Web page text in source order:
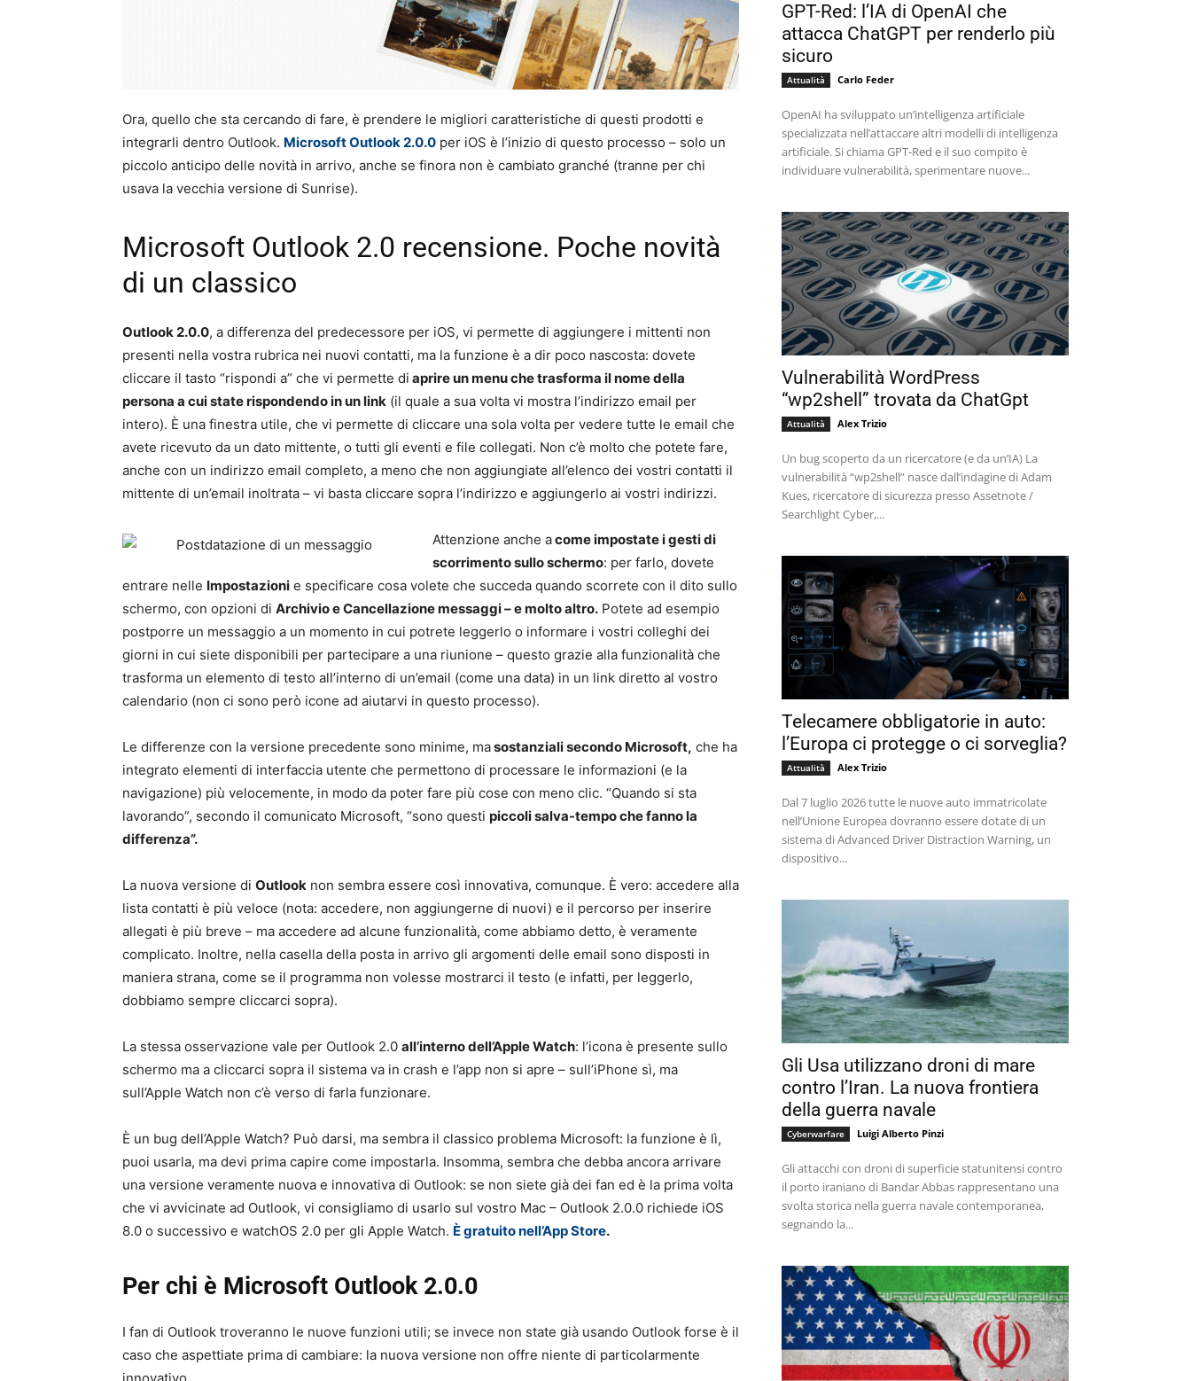
Ora, quello che sta cercando di fare, è prendere le migliori caratteristiche di questi prodotti e
integrarli dentro Outlook. Microsoft Outlook 2.0.0 per iOS è l’inizio di questo processo – solo un
piccolo anticipo delle novità in arrivo, anche se finora non è cambiato granché (tranne per chi
usava la vecchia versione di Sunrise).
Microsoft Outlook 2.0 recensione. Poche novità
di un classico
Outlook 2.0.0, a differenza del predecessore per iOS, vi permette di aggiungere i mittenti non
presenti nella vostra rubrica nei nuovi contatti, ma la funzione è a dir poco nascosta: dovete
cliccare il tasto “rispondi a” che vi permette di aprire un menu che trasforma il nome della
persona a cui state rispondendo in un link (il quale a sua volta vi mostra l’indirizzo email per
intero). È una finestra utile, che vi permette di cliccare una sola volta per vedere tutte le email che
avete ricevuto da un dato mittente, o tutti gli eventi e file collegati. Non c’è molto che potete fare,
anche con un indirizzo email completo, a meno che non aggiungiate all’elenco dei vostri contatti il
mittente di un’email inoltrata – vi basta cliccare sopra l’indirizzo e aggiungerlo ai vostri indirizzi.
Attenzione anche acome impostate i gesti di
scorrimento sullo schermo: per farlo, dovete
entrare nelle Impostazioni e specificare cosa volete che succeda quando scorrete con il dito sullo
schermo, con opzioni di Archivio e Cancellazione messaggi – e molto altro. Potete ad esempio
postporre un messaggio a un momento in cui potrete leggerlo o informare i vostri colleghi dei
giorni in cui siete disponibili per partecipare a una riunione – questo grazie alla funzionalità che
trasforma un elemento di testo all’interno di un’email (come una data) in un link diretto al vostro
calendario (non ci sono però icone ad aiutarvi in questo processo).
Le differenze con la versione precedente sono minime, masostanziali secondo Microsoft, che ha
integrato elementi di interfaccia utente che permettono di processare le informazioni (e la
navigazione) più velocemente, in modo da poter fare più cose con meno clic. “Quando si sta
lavorando”, secondo il comunicato Microsoft, “sono questi piccoli salva-tempo che fanno la
differenza”.
La nuova versione di Outlook non sembra essere così innovativa, comunque. È vero: accedere alla
lista contatti è più veloce (nota: accedere, non aggiungerne di nuovi) e il percorso per inserire
allegati è più breve – ma accedere ad alcune funzionalità, come abbiamo detto, è veramente
complicato. Inoltre, nella casella della posta in arrivo gli argomenti delle email sono disposti in
maniera strana, come se il programma non volesse mostrarci il testo (e infatti, per leggerlo,
dobbiamo sempre cliccarci sopra).
La stessa osservazione vale per Outlook 2.0 all’interno dell’Apple Watch: l’icona è presente sullo
schermo ma a cliccarci sopra il sistema va in crash e l’app non si apre – sull’iPhone sì, ma
sull’Apple Watch non c’è verso di farla funzionare.
È un bug dell’Apple Watch? Può darsi, ma sembra il classico problema Microsoft: la funzione è lì,
puoi usarla, ma devi prima capire come impostarla. Insomma, sembra che debba ancora arrivare
una versione veramente nuova e innovativa di Outlook: se non siete già dei fan ed è la prima volta
che vi avvicinate ad Outlook, vi consigliamo di usarlo sul vostro Mac – Outlook 2.0.0 richiede iOS
8.0 o successivo e watchOS 2.0 per gli Apple Watch. È gratuito nell’App Store.
Per chi è Microsoft Outlook 2.0.0
I fan di Outlook troveranno le nuove funzioni utili; se invece non state già usando Outlook forse è il
caso che aspettiate prima di cambiare: la nuova versione non offre niente di particolarmente
GPT-Red: l’IA di OpenAI che
attacca ChatGPT per renderlo più
sicuro
Attualità Carlo Feder
OpenAI ha sviluppato un’intelligenza artificiale
specializzata nell’attaccare altri modelli di intelligenza
artificiale. Si chiama GPT-Red e il suo compito è
individuare vulnerabilità, sperimentare nuove...
Vulnerabilità WordPress
“wp2shell” trovata da ChatGpt
Attualità Alex Trizio
Un bug scoperto da un ricercatore (e da un’IA) La
vulnerabilità “wp2shell” nasce dall’indagine di Adam
Kues, ricercatore di sicurezza presso Assetnote /
Searchlight Cyber,...
Telecamere obbligatorie in auto:
l’Europa ci protegge o ci sorveglia?
Attualità Alex Trizio
Dal 7 luglio 2026 tutte le nuove auto immatricolate
nell’Unione Europea dovranno essere dotate di un
sistema di Advanced Driver Distraction Warning, un
dispositivo...
Gli Usa utilizzano droni di mare
contro l’Iran. La nuova frontiera
della guerra navale
Cyberwarfare Luigi Alberto Pinzi
Gli attacchi con droni di superficie statunitensi contro
il porto iraniano di Bandar Abbas rappresentano una
svolta storica nella guerra navale contemporanea,
segnando la...